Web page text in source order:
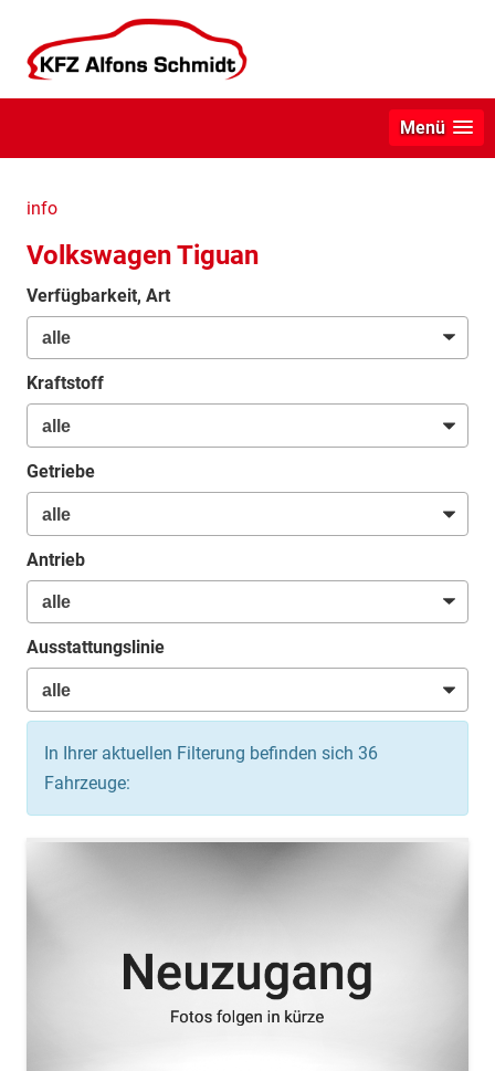
Menü
info
Volkswagen Tiguan
Verfügbarkeit, Art
Kraftstoff
Getriebe
Antrieb
Ausstattungslinie
In Ihrer aktuellen Filterung befinden sich 36
Fahrzeuge: